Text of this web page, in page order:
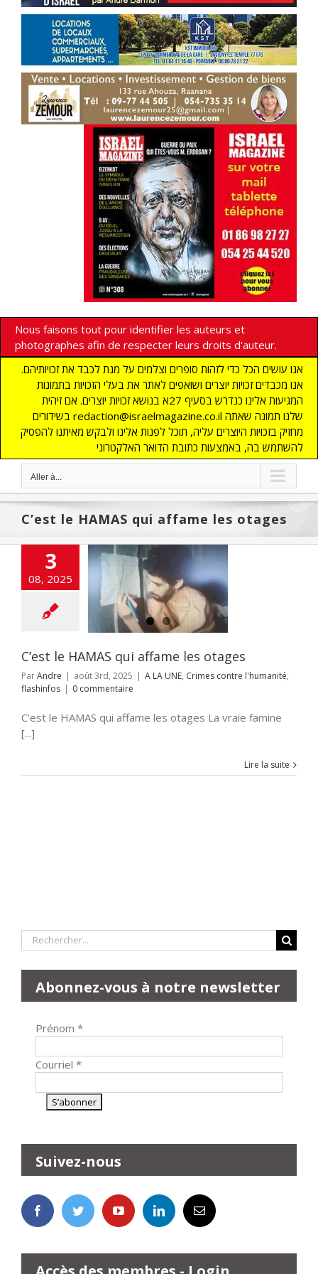
Nous faisons tout pour identifier les auteurs et
photographes afin de respecter leurs droits d'auteur.
אנו עושים הכל כדי לזהות סופרים וצלמים על מנת לכבד את זכויותיהם.
אנו מכבדים זכויות יוצרים ושואפים לאתר את בעלי הזכויות בתמונות
המגיעות אלינו כנדרש בסעיף 27א בנושא זכויות יוצרים. אם זיהית
בשידורים redaction@israelmagazine.co.il שלנו תמונה שאתה
מחזיק בזכויות היוצרים עליה, תוכל לפנות אלינו ולבקש מאיתנו להפסיק
להשתמש בה, באמצעות כתובת הדואר האלקטרוני
Aller à...
C’est le HAMAS qui affame les otages
3
08, 2025
HAMAS qui
Crimes contre
C’est le HAMAS qui affame les otages
ParAndre | août 3rd, 2025 | A LA UNE, Crimes contre l'humanité,
flashinfos | 0 commentaire
C'est le HAMAS qui affame les otages La vraie famine
[...]
Lire la suite
Rechercher:
Abonnez-vous à notre newsletter
Prénom *
Courriel *
Suivez-nous